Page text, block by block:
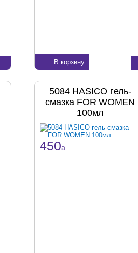
В корзину
5084 HASICO гель-
смазка FOR WOMEN
100мл
450a